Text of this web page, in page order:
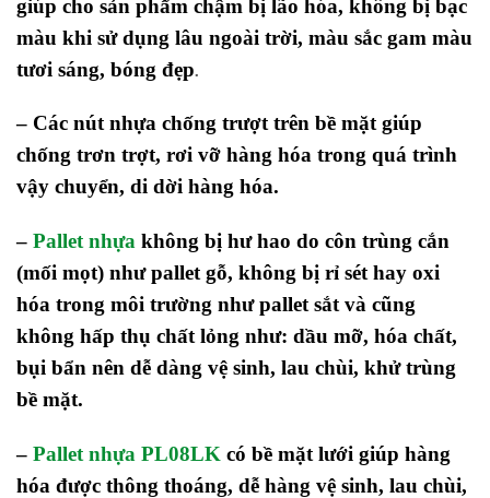
giúp cho sản phẩm chậm bị lão hóa, không bị bạc
màu khi sử dụng lâu ngoài trời, màu sắc gam màu
tươi sáng, bóng đẹp
– Các nút nhựa chống trượt trên bề mặt giúp
chống trơn trợt, rơi vỡ hàng hóa trong quá trình
vậy chuyển, di dời hàng hóa.
– Pallet nhựa không bị hư hao do côn trùng cắn
(mối mọt) như pallet gỗ, không bị rỉ sét hay oxi
hóa trong môi trường như pallet sắt và cũng
không hấp thụ chất lỏng như: dầu mỡ, hóa chất,
bụi bẩn nên dễ dàng vệ sinh, lau chùi, khử trùng
bề mặt.
– Pallet nhựa PL08LK có bề mặt lưới giúp hàng
hóa được thông thoáng, dễ hàng vệ sinh, lau chùi,